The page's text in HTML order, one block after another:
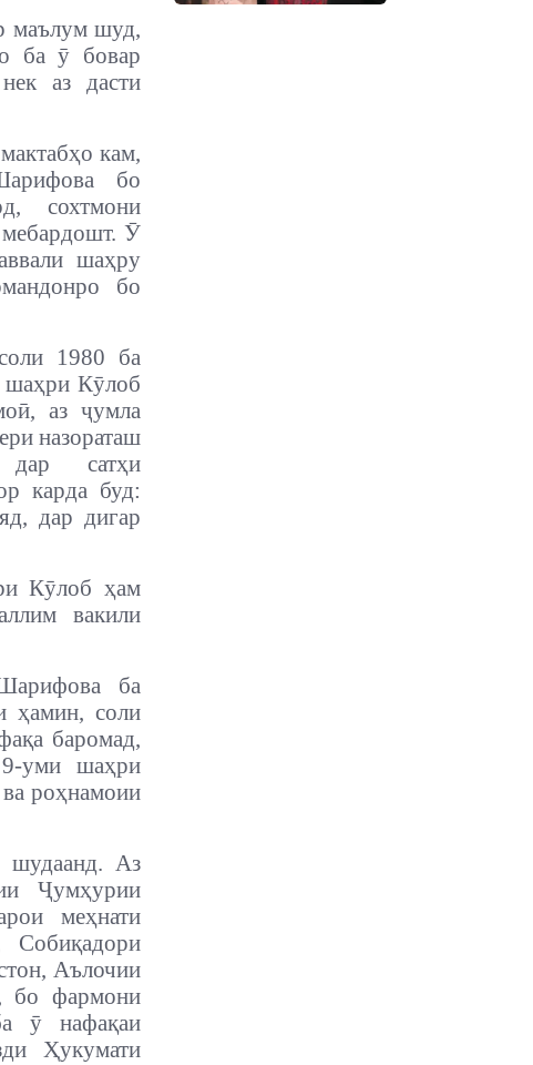
маълум шуд,
ба ӯ бовар
аз дасти
кам,
бо
сохтмони
Ӯ
шаҳру
бо
1980 ба
шаҳри Кӯлоб
аз ҷумла
назораташ
сатҳи
карда буд:
дар дигар
Кӯлоб ҳам
вакили
ба
ҳамин, соли
баромад,
уми шаҳри
роҳнамоии
шудаанд. Аз
Ҷумҳурии
меҳнати
Собиқадори
Аълочии
бо фармони
ӯ нафақаи
Ҳукумати